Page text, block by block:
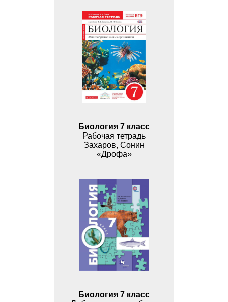
Биология 7 класс
Рабочая тетрадь
Захаров, Сонин
«Дрофа»
Биология 7 класс